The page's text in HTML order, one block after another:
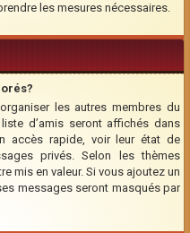
les mesures nécessaires.
les autres membres du
d’amis seront affichés dans
accès rapide, voir leur état de
privés. Selon les thèmes
mis en valeur. Si vous ajoutez un
messages seront masqués par